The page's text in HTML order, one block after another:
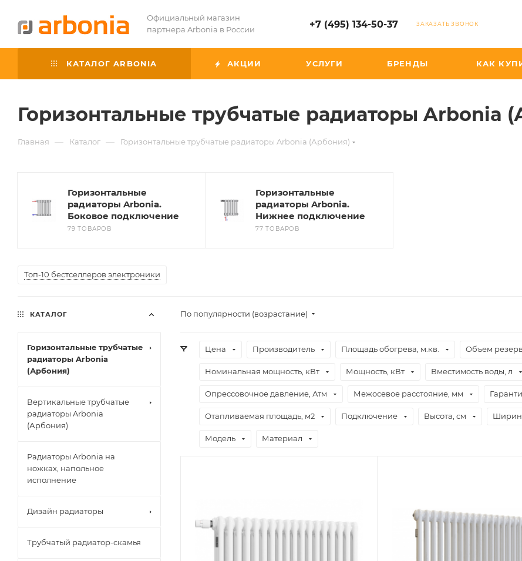
Официальный магазин
партнера Arbonia в России
+7 (495) 134-50-37 ЗАКАЗАТЬ ЗВОНОК
КАТАЛОГ ARBONIA АКЦИИ УСЛУГИ БРЕНДЫ КАК
Горизонтальные трубчатые радиаторы Arbonia
Главная — Каталог — Горизонтальные трубчатые радиаторы Arbonia (Арбония)
Горизонтальные
радиаторы Arbonia.
Боковое подключение
79 ТОВАРОВ
Горизонтальные
радиаторы Arbonia.
Нижнее подключение
77 ТОВАРОВ
Топ-10 бестселлеров электроники
По популярности (возрастание)
Цена Производитель Площадь обогрева, м.кв. Объем
Номинальная мощность, кВт Мощность, кВт Вместимость воды, л
Опрессовочное давление, Атм Межосевое расстояние, мм
Отапливаемая площадь, м2 Подключение Высота, см
Модель Материал
КАТАЛОГ
Горизонтальные трубчатые
радиаторы Arbonia
(Арбония)
Вертикальные трубчатые
радиаторы Arbonia
(Арбония)
Радиаторы Arbonia на
ножках, напольное
исполнение
Дизайн радиаторы
Трубчатый радиатор-скамья